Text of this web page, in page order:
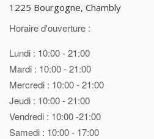
1225 Bourgogne, Chambly
Horaire d'ouverture :
Lundi : 10:00 - 21:00
Mardi : 10:00 - 21:00
Mercredi : 10:00 - 21:00
Jeudi : 10:00 - 21:00
Vendredi : 10:00 -21:00
Samedi : 10:00 - 17:00